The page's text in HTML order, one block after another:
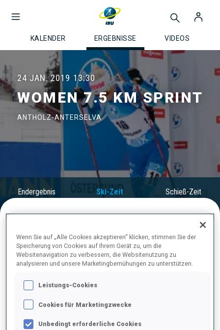
KALENDER ERGEBNISSE VIDEOS
24 JAN. 2019 13:30
WOMEN 7.5 KM SPRINT
ANTHOLZ-ANTERSELVA
Endergebnis Ski-Zeit Schieß-Zeit
ENDERGEBNISE – SKI-ZEIT
Wenn Sie auf „Alle Cookies akzeptieren“ klicken, stimmen Sie der
Speicherung von Cookies auf Ihrem Gerät zu, um die
Websitenavigation zu verbessern, die Websitenutzung zu
analysieren und unsere Marketingbemühungen zu unterstützen.
Leistungs-Cookies
Cookies für Marketingzwecke
Unbedingt erforderliche Cookies